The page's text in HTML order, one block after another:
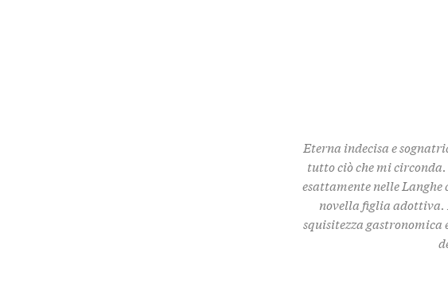
Eterna indecisa e
tutto ciò che mi
esattamente nelle
novella figlia adottiva.
squisitezza gastronomica